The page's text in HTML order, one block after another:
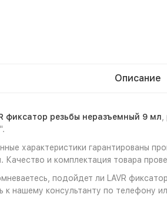
Описание
фиксатор резьбы неразъемный 9 мл
характеристики гарантированы
Качество и комплектация товара
подойдет ли LAVR
к нашему консультанту по телефону